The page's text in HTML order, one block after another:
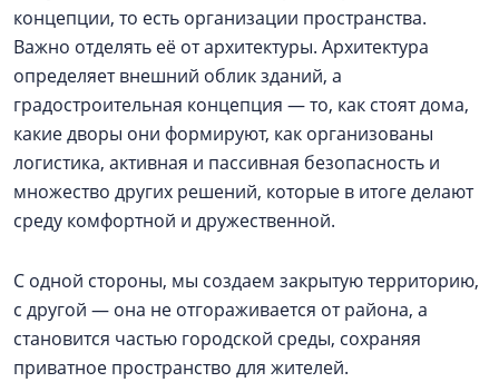
концепции, то есть организации пространства.
Важно отделять её от архитектуры. Архитектура
определяет внешний облик зданий, а
градостроительная концепция — то, как стоят дома,
какие дворы они формируют, как организованы
логистика, активная и пассивная безопасность и
множество других решений, которые в итоге делают
среду комфортной и дружественной.
С одной стороны, мы создаем закрытую территорию,
с другой — она не отгораживается от района, а
становится частью городской среды, сохраняя
приватное пространство для жителей.